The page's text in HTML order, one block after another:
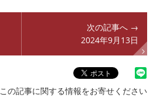
次の記事へ →
2024年9月13日
この記事に関する情報をお寄せください